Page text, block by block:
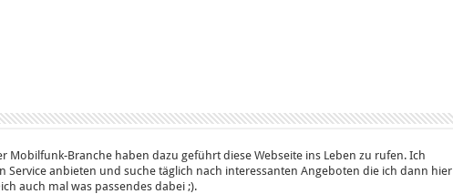
Mobilfunk-Branche haben dazu geführt diese Webseite ins Leben zu rufen. Ich
Service anbieten und suche täglich nach interessanten Angeboten die ich dann hier
auch mal was passendes dabei ;).